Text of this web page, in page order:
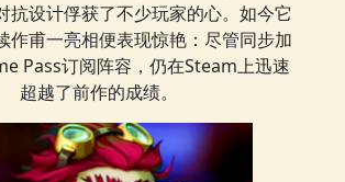
抗设计俘获了不少玩家的心。如今它
作甫一亮相便表现惊艳：尽管同步加
Pass订阅阵容，仍在Steam上迅速
超越了前作的成绩。